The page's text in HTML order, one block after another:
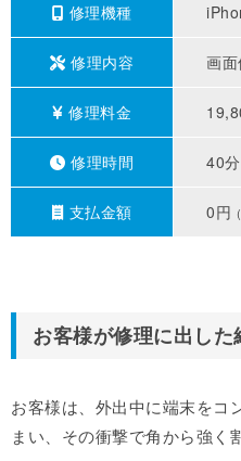
修理機種
修理内容 画
修理料金
修理時間 40分
支払金額 0円
お客様が修理に出した
お客様は、外出中に端末をコ
まい、その衝撃で角から強く